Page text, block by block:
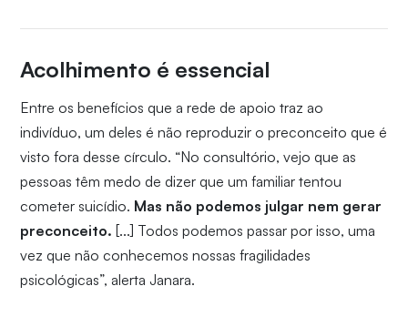
Acolhimento é essencial
Entre os benefícios que a rede de apoio traz ao
indivíduo, um deles é não reproduzir o preconceito que é
visto fora desse círculo. “No consultório, vejo que as
pessoas têm medo de dizer que um familiar tentou
cometer suicídio. Mas não podemos julgar nem gerar
preconceito. [...] Todos podemos passar por isso, uma
vez que não conhecemos nossas fragilidades
psicológicas”, alerta Janara.